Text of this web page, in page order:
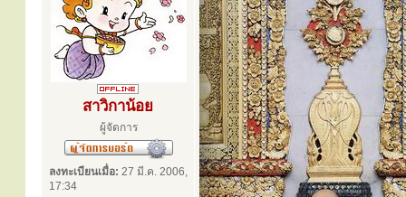
สาวิกาน้อย
ผู้จัดการ
ลงทะเบียนเมื่อ: 27 มี.ค. 2006,
17:34